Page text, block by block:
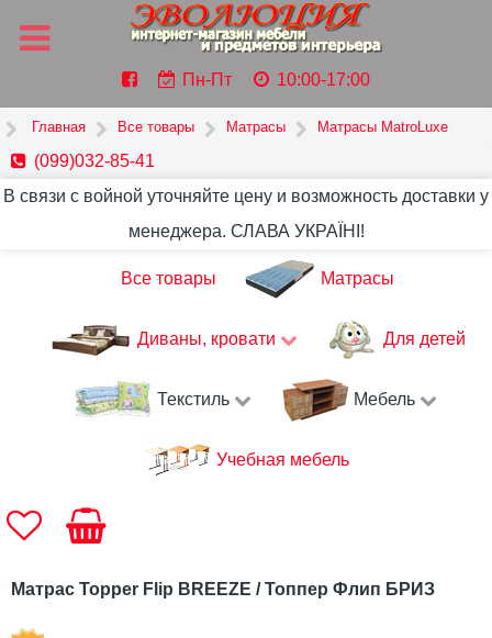
Пн-Пт 10:00-17:00
Главная Все товары Матрасы Матрасы MatroLuxe
(099)032-85-41
В связи с войной уточняйте цену и возможность доставки у
менеджера. СЛАВА УКРАЇНІ!
Все товары Матрасы
Диваны, кровати Для детей
Текстиль Мебель
Учебная мебель
Матрас Topper Flip BREEZE / Топпер Флип БРИЗ